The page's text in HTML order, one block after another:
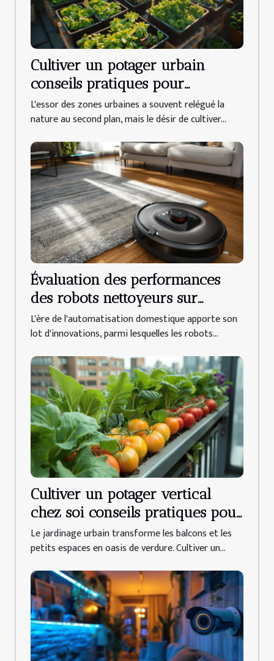
Cultiver un potager urbain
conseils pratiques pour
démarrer dans un espace réduit
L'essor des zones urbaines a souvent relégué la
nature au second plan, mais le désir de cultiver...
Évaluation des performances
des robots nettoyeurs sur
différents types de sols
L'ère de l'automatisation domestique apporte son
lot d'innovations, parmi lesquelles les robots...
Cultiver un potager vertical
chez soi conseils pratiques pour
débutants
Le jardinage urbain transforme les balcons et les
petits espaces en oasis de verdure. Cultiver un...